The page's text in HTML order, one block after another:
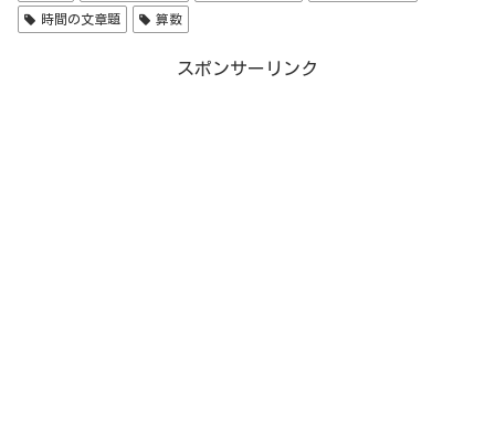
時間の文章題 算数
スポンサーリンク